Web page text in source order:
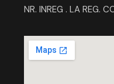
NR. INREG . LA REG.